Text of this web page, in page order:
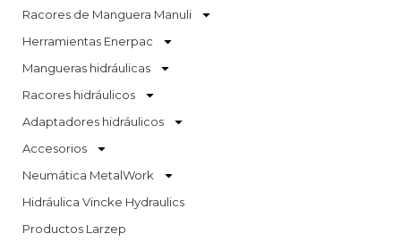
Racores de Manguera Manuli
Herramientas Enerpac
Mangueras hidráulicas
Racores hidráulicos
Adaptadores hidráulicos
Accesorios
Neumática MetalWork
Hidráulica Vincke Hydraulics
Productos Larzep